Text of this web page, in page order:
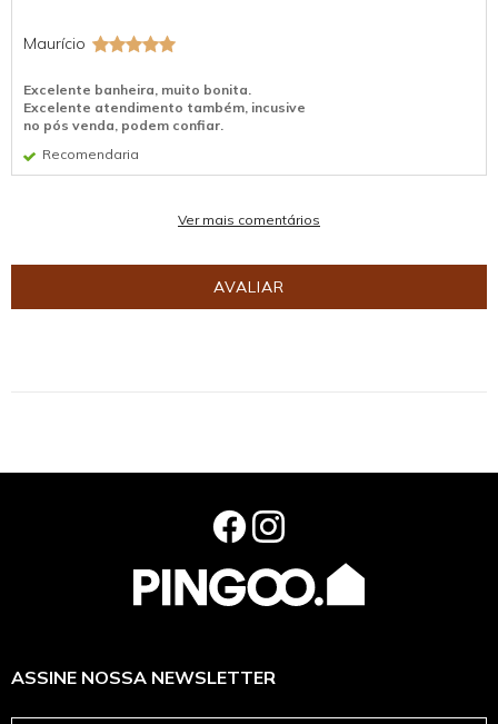
Maurício
Excelente banheira, muito bonita.
Excelente atendimento também, incusive
no pós venda, podem confiar.
Recomendaria
Ver mais comentários
AVALIAR
ASSINE NOSSA NEWSLETTER